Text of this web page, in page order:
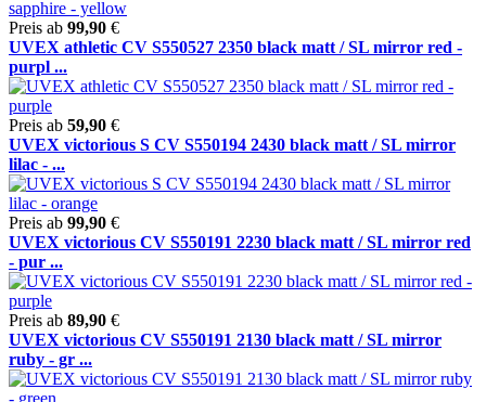
Preis ab 99,90 €
UVEX athletic CV S550527 2350 black matt / SL mirror red -
purpl ...
Preis ab 59,90 €
UVEX victorious S CV S550194 2430 black matt / SL mirror
lilac - ...
Preis ab 99,90 €
UVEX victorious CV S550191 2230 black matt / SL mirror red
- pur ...
Preis ab 89,90 €
UVEX victorious CV S550191 2130 black matt / SL mirror
ruby - gr ...